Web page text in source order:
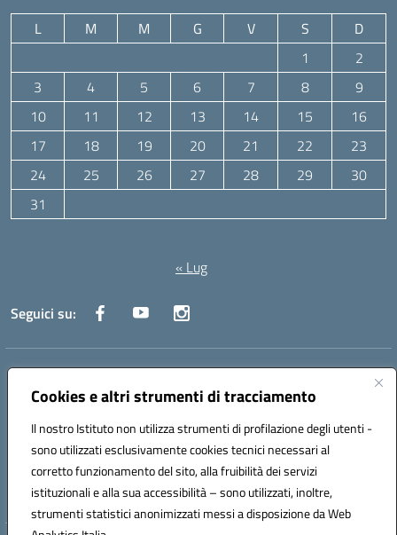
Cookies e altri strumenti di tracciamento
Il nostro Istituto non utilizza strumenti di profilazione degli utenti -
sono utilizzati esclusivamente cookies tecnici necessari al
corretto funzionamento del sito, alla fruibilità dei servizi
istituzionali e alla sua accessibilità – sono utilizzati, inoltre,
strumenti statistici anonimizzati messi a disposizione da Web
L M M G V S
D
1
2
3
4 5 6 7 8
9
10
11 12 13 14 15
16
17
18 19 20 21 22
23
24
25 26 27 28 29
30
31
« Lug
Seguici su:
Indirizzo:Via Canale 1, Ancona
Centralino:071 204723 Email:anpc010006@istruzione.it
Codice fiscale: 93020970427
Codice meccanografico:
ANPC010006
Codice unico di fatturazione (CUF): UFBE6V